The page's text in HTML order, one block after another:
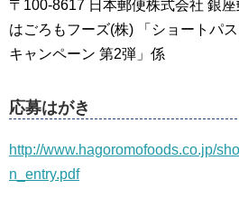
〒100-8617 日本郵便株式会社 銀
はごろもフーズ(株) 「ショートパ
キャンペーン 第2弾」係
応募はがき
http://www.hagoromofoods.co.jp/
n_entry.pdf